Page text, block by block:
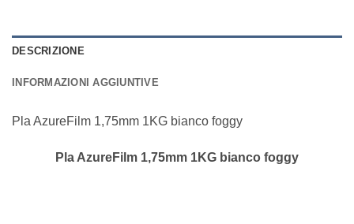
DESCRIZIONE
INFORMAZIONI AGGIUNTIVE
Pla AzureFilm 1,75mm 1KG bianco foggy
Pla AzureFilm 1,75mm 1KG bianco foggy